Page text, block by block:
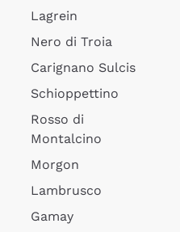
Lagrein
Nero di Troia
Carignano Sulcis
Schioppettino
Rosso di
Montalcino
Morgon
Lambrusco
Gamay